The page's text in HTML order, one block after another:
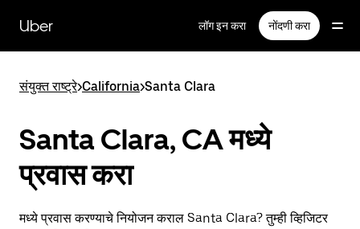
सामग्रीवरUber लॉग इन करा नोंदणी करा
संयुक्त राष्ट्रे>California>Santa Clara
Santa Clara, CA मध्ये
प्रवास करा
मध्ये प्रवास करण्याचे नियोजन कराल Santa Clara? तुम्ही व्हिजिटर